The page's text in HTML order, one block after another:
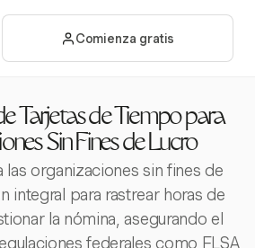
Comienza gratis
Tarjetas de Tiempo para
Sin Fines de Lucro
las organizaciones sin fines de
integral para rastrear horas de
la nómina, asegurando el
federales como FLSA